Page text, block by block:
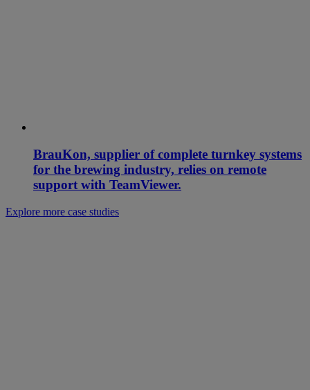
BrauKon, supplier of complete turnkey systems
for the brewing industry, relies on remote
support with TeamViewer.
Explore more case studies